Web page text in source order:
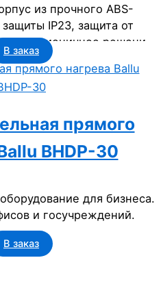
из прочного ABS-
защиты IP23, защита от
и гигиеничное решение
гостиниц, торговых
госучреждений.
В заказ
прямого
BHDP-30
для бизнеса.
и госучреждений.
В заказ